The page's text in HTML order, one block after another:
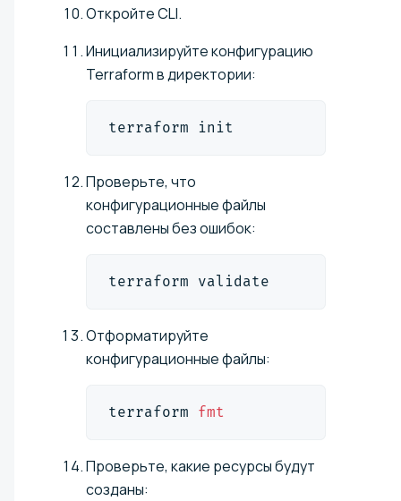
Откройте CLI.
Инициализируйте конфигурацию
Terraform в директории:
terraform init
Проверьте, что
конфигурационные файлы
составлены без ошибок:
terraform validate
Отформатируйте
конфигурационные файлы:
terraform fmt
Проверьте, какие ресурсы будут
созданы: